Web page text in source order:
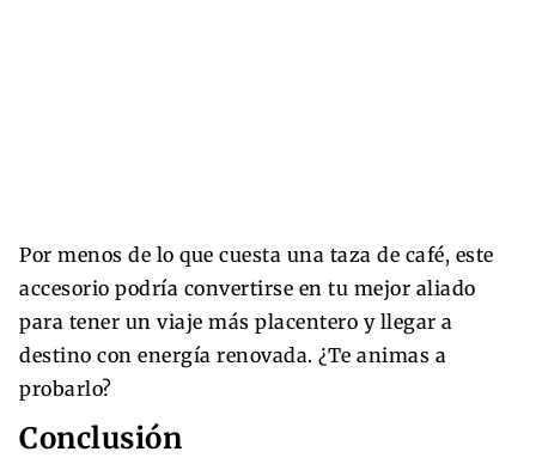
Por menos de lo que cuesta una taza de café, este
accesorio podría convertirse en tu mejor aliado
para tener un viaje más placentero y llegar a
destino con energía renovada. ¿Te animas a
probarlo?
Conclusión